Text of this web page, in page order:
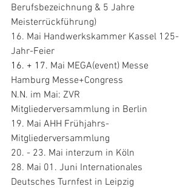
Berufsbezeichnung & 5 Jahre
Meisterrückführung)
16. Mai Handwerkskammer Kassel 125-
Jahr-Feier
16. + 17. Mai MEGA(event) Messe
Hamburg Messe+Congress
N.N. im Mai: ZVR
Mitgliederversammlung in Berlin
19. Mai AHH Frühjahrs-
Mitgliederversammlung
20. - 23. Mai interzum in Köln
28. Mai 01. Juni Internationales
Deutsches Turnfest in Leipzig